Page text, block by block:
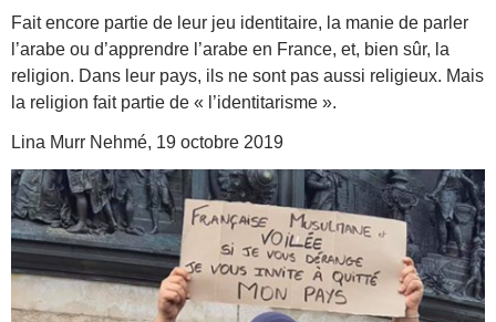
Fait encore partie de leur jeu identitaire, la manie de parler
l’arabe ou d’apprendre l’arabe en France, et, bien sûr, la
religion. Dans leur pays, ils ne sont pas aussi religieux. Mais
la religion fait partie de « l’identitarisme ».
Lina Murr Nehmé, 19 octobre 2019